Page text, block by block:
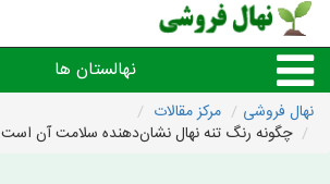
نهالستان ها
نهال های مثمر،میوه
نهال فروشی
مرکز مقالات
چگونه رنگ تنه نهال نشان‌دهنده سلامت آن است